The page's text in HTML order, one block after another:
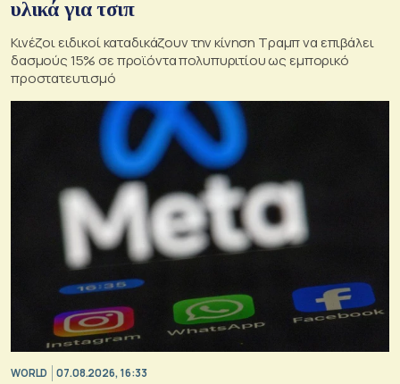
υλικά για τσιπ
Κινέζοι ειδικοί καταδικάζουν την κίνηση Τραμπ να επιβάλει
δασμούς 15% σε προϊόντα πολυπυριτίου ως εμπορικό
προστατευτισμό
WORLD 07.08.2026, 16:33